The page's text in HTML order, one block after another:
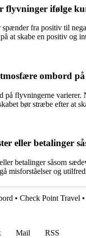
flyvninger ifølge
fra positiv til
skabe en positiv og
ombord
flyvningerne
bør stræbe efter at
eller betalinger
betalinger såsom
misforståelser og
• Check Point Travel •
Mail
RSS